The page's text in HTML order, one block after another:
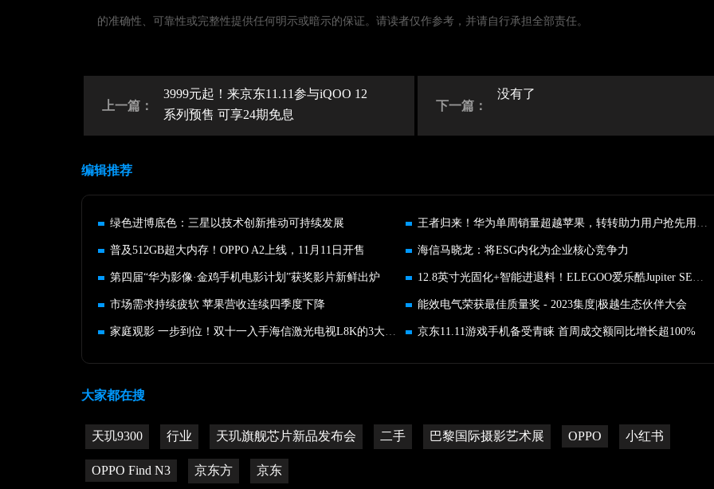
的准确性、可靠性或完整性提供任何明示或暗示的保证。请读者仅作参考，并请自行承担全部责任。
上一篇：
3999元起！来京东11.11参与iQOO 12
系列预售 可享24期免息
下一篇：
没有了
编辑推荐
绿色进博底色：三星以技术创新推动可持续发展
普及512GB超大内存！OPPO A2上线，11月11日开售 海信马晓龙：将ESG内化为企业核心竞争力
第四届“华为影像·金鸡手机电影计划”获奖影片新鲜出炉
市场需求持续疲软 苹果营收连续四季度下降 能效电气荣获最佳质量奖 - 2023集度|极越生态伙伴大会
京东11.11游戏手机备受青睐 首周成交额同比增长超100%
大家都在搜
天玑9300 行业 天玑旗舰芯片新品发布会 二手 巴黎国际摄影艺术展 OPPO 小红书
OPPO Find N3 京东方 京东